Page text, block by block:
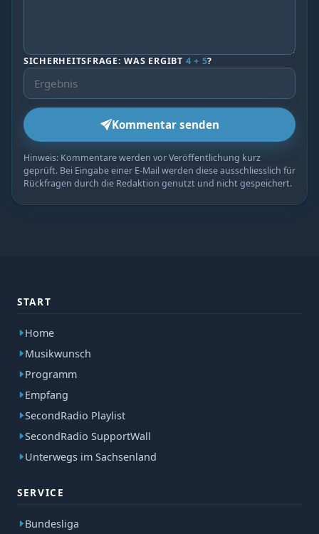
SICHERHEITSFRAGE: WAS ERGIBT 4 + 5?
Kommentar senden
Hinweis: Kommentare werden vor Veröffentlichung kurz
geprüft. Bei Eingabe einer E-Mail werden diese ausschliesslich für
Rückfragen durch die Redaktion genutzt und nicht gespeichert.
START
Home
Musikwunsch
Programm
Empfang
SecondRadio Playlist
SecondRadio SupportWall
Unterwegs im Sachsenland
SERVICE
Bundesliga